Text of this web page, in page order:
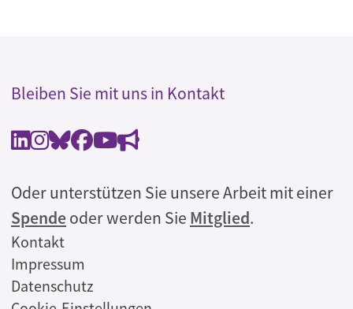
Bleiben Sie mit uns in Kontakt
Oder unterstützen Sie unsere Arbeit mit einer
Spendeoder werden Sie Mitglied.
Rechtliches
Kontakt
Impressum
Datenschutz